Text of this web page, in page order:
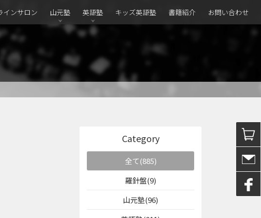
インサロン 山元塾 英語塾 キッズ英語塾 書籍紹介 お問い合わせ
Category
全て(885)
羅針盤(9)
山元塾(96)